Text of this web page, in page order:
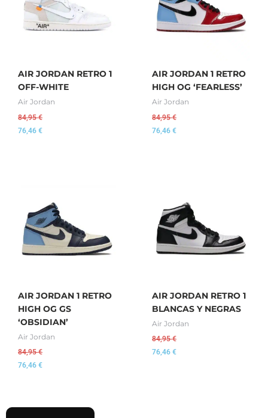
AIR JORDAN RETRO 1
OFF-WHITE
Air Jordan
84,95€
76,46 €
AIR JORDAN 1 RETRO
HIGH OG ‘FEARLESS’
Air Jordan
84,95€
76,46 €
AIR JORDAN 1 RETRO
HIGH OG GS
‘OBSIDIAN’
Air Jordan
84,95€
76,46 €
AIR JORDAN RETRO 1
BLANCAS Y NEGRAS
Air Jordan
84,95€
76,46 €